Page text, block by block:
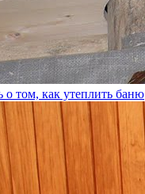
о том, как утеплить баню